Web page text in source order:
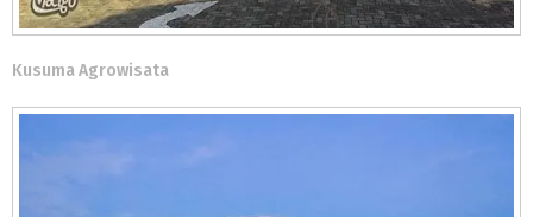
Kusuma Agrowisata